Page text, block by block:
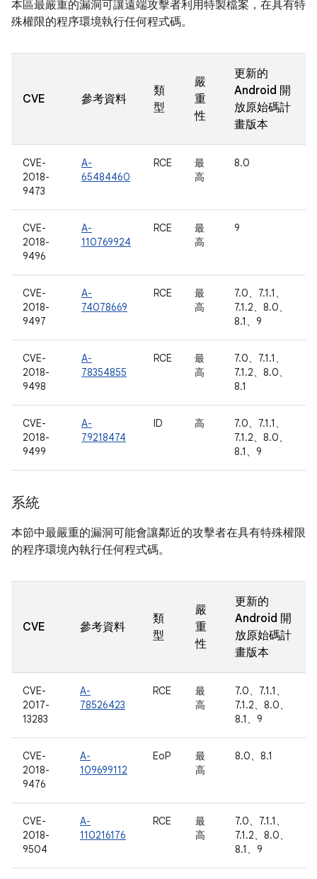
本區最嚴重的漏洞可讓遠端攻擊者利用特製檔案，在具有特
殊權限的程序環境執行任何程式碼。
CVE 參考資料
類
型
嚴
重
性
更新的
Android 開
放原始碼計
畫版本
CVE-
2018-
9473
A-
65484460
RCE
最
高
8.0
CVE-
2018-
9496
A-
110769924
RCE
最
高
9
CVE-
2018-
9497
A-
74078669
RCE
最
高
7.0、7.1.1、
7.1.2、8.0、
8.1、9
CVE-
2018-
9498
A-
78354855
RCE
最
高
7.0、7.1.1、
7.1.2、8.0、
8.1
CVE-
2018-
9499
A-
79218474
ID 高
7.0、7.1.1、
7.1.2、8.0、
8.1、9
系統
本節中最嚴重的漏洞可能會讓鄰近的攻擊者在具有特殊權限
的程序環境內執行任何程式碼。
CVE 參考資料
類
型
嚴
重
性
更新的
Android 開
放原始碼計
畫版本
CVE-
2017-
13283
A-
78526423
RCE
最
高
7.0、7.1.1、
7.1.2、8.0、
8.1、9
CVE-
2018-
9476
A-
109699112
EoP
最
高
8.0、8.1
CVE-
2018-
9504
A-
110216176
RCE
最
高
7.0、7.1.1、
7.1.2、8.0、
8.1、9